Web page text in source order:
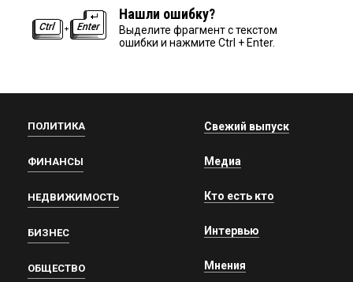
Нашли ошибку?
Выделите фрагмент с текстом
ошибки и нажмите Ctrl + Enter.
ПОЛИТИКА
ФИНАНСЫ
НЕДВИЖИМОСТЬ
БИЗНЕС
ОБЩЕСТВО
Свежий выпуск
Медиа
Кто есть кто
Интервью
Мнения